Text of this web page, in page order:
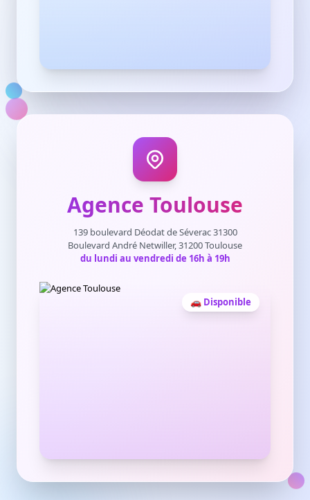
Agence Toulouse
139 boulevard Déodat de Séverac 31300
Boulevard André Netwiller, 31200 Toulouse
du lundi au vendredi de 16h à 19h
🚗 Disponible